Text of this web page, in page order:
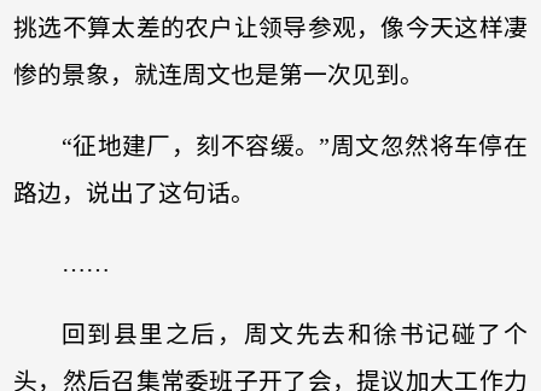
挑选不算太差的农户让领导参观，像今天这样凄
惨的景象，就连周文也是第一次见到。
“征地建厂，刻不容缓。”周文忽然将车停在
路边，说出了这句话。
……
回到县里之后，周文先去和徐书记碰了个
头，然后召集常委班子开了会，提议加大工作力